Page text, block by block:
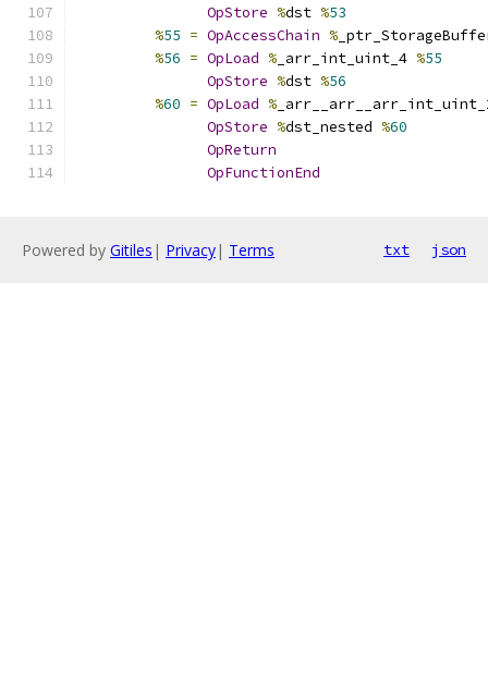
OpStore %dst %53
%55 = OpAccessChain %
%56 = OpLoad % _arr_int_uint_4 %55
OpStore %dst %56
%60 = OpLoad %
OpStore %dst_nested %60
OpReturn
OpFunctionEnd
Powered by Gitiles | Privacy| Terms txt json